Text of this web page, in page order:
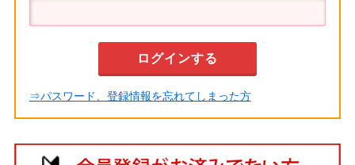
⇒パスワード、登録情報を忘れてしまった方